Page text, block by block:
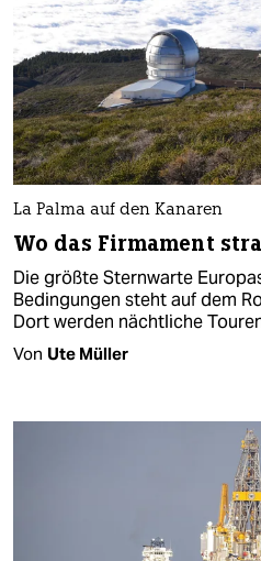
La Palma auf den Kanaren
Wo das Firmament
Die größte Sternwarte
Bedingungen steht auf dem
Dort werden nächtliche
Von Ute Müller